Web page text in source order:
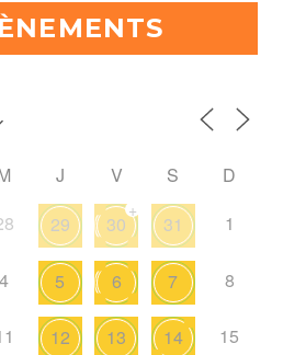
J V S
D
29 30
+
31 1
4 5 6 7 8
12 13 14 15